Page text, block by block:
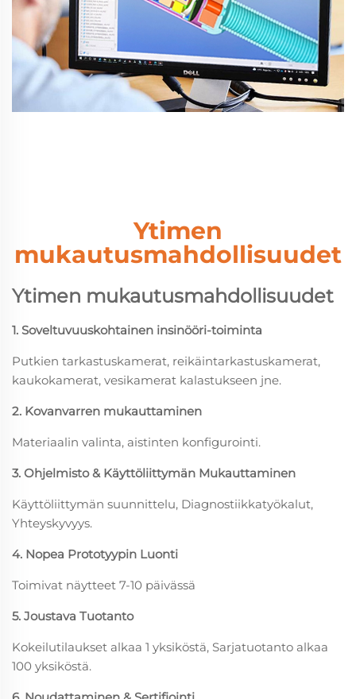
Ytimen
mukautusmahdollisuudet
Ytimen mukautusmahdollisuudet
1. Soveltuvuuskohtainen insinööri-toiminta
Putkien tarkastuskamerat, reikäintarkastuskamerat,
kaukokamerat, vesikamerat kalastukseen jne.
2. Kovanvarren mukauttaminen
Materiaalin valinta, aistinten konfigurointi.
3. Ohjelmisto & Käyttöliittymän Mukauttaminen
Käyttöliittymän suunnittelu, Diagnostiikkatyökalut,
Yhteyskyvyys.
4. Nopea Prototyypin Luonti
Toimivat näytteet 7-10 päivässä
5. Joustava Tuotanto
Kokeilutilaukset alkaa 1 yksiköstä, Sarjatuotanto alkaa
100 yksiköstä.